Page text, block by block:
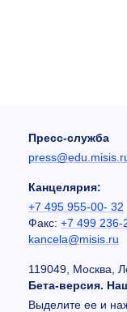
Пресс-служба
Канцелярия:
+7 495 955-00- 32
Факс: +7 499 236-
kancela@misis.ru
119049, Москва,
Бета-версия.
Выделите ее и